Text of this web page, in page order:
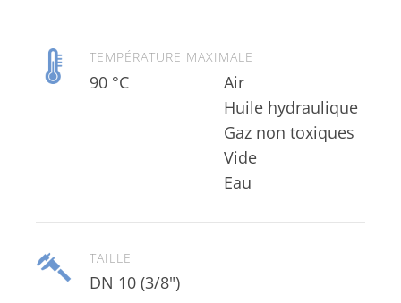
TEMPÉRATURE MAXIMALE
90 °C
Eau
TAILLE
DN 10 (3/8")